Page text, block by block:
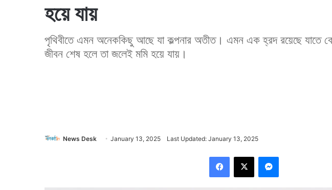
হয়ে যায়
পৃথিবীতে এমন অনেককিছু আছে যা কল্পনার অতীত। এমন এক হ্রদ রয়েছে যাতে
জীবন শেষ হলে তা জলেই মমি হয়ে যায়।
News Desk January 13, 2025 Last Updated: January 13, 2025